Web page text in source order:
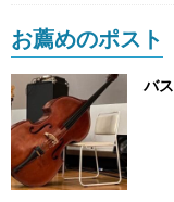
お薦めのポスト
バ